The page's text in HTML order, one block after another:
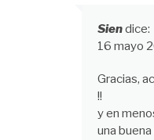
Siendice:
16 mayo
Gracias,
!!
y en
una